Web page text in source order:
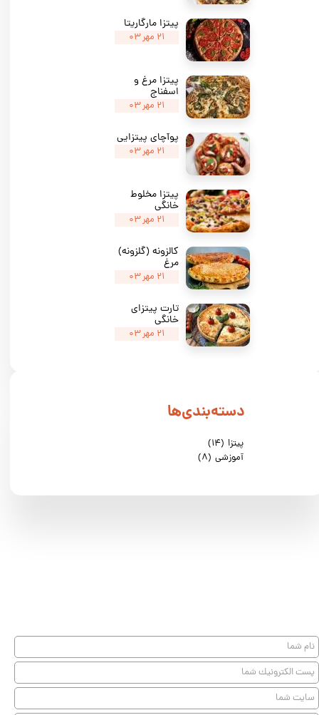
پیتزا مارگاریتا
۲۱ مهر ۰۳
پیتزا مرغ و
اسفناج
۲۱ مهر ۰۳
پوآچای پیتزایی
۲۱ مهر ۰۳
پیتزا مخلوط
خانگی
۲۱ مهر ۰۳
کالزونه (گلزونه)
مرغ
۲۱ مهر ۰۳
تارت پیتزای
خانگی
۲۱ مهر ۰۳
دسته‌بندی‌ها
پیتزا (۱۴)
آموزشی (۸)